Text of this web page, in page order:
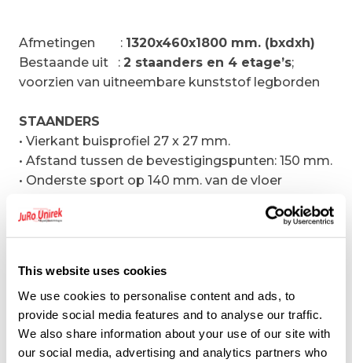
This website uses cookies
We use cookies to personalise content and ads, to
provide social media features and to analyse our traffic.
We also share information about your use of our site with
our social media, advertising and analytics partners who
Afmetingen : 1320x460x1800 mm. (bxdxh)
Bestaande uit
: 2 staanders en 4 etage’s;
voorzien van uitneembare kunststof legborden
STAANDERS
• Vierkant buisprofiel 27 x 27 mm.
• Afstand tussen de bevestigingspunten: 150 mm.
• Onderste sport op 140 mm. van de vloer
• RVS bouten
• Bovenaan zijn er kunststof doppen voorzien
DWARSLIGGERS
• Geanodiseerd aluminium
• Profiel 12/10, 50×22 mm.
• Diepte 460mm.